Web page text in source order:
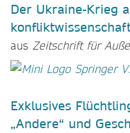
Der Ukraine-Krieg
aus Zeitschrift für
Exklusives
„Andere“ und